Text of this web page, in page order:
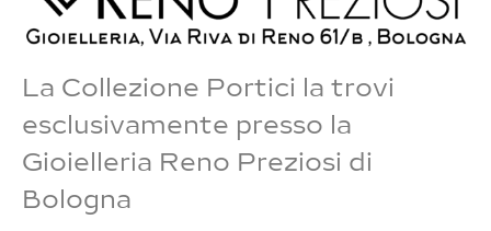
La Collezione Portici la trovi
esclusivamente presso la
Gioielleria Reno Preziosi di
Bologna